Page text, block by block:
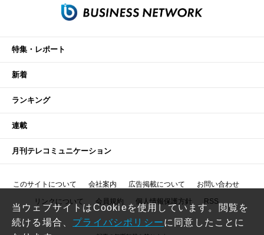
特集・レポート
新着
ランキング
連載
月刊テレコミュニケーション
このサイトについて 会社案内 広告掲載について お問い合わせ
リンクについて 会員規約 個人情報保護方針 RSS
当ウェブサイトはCookieを使用しています。閲覧を
続ける場合、 プライバシポリシーに同意したことに